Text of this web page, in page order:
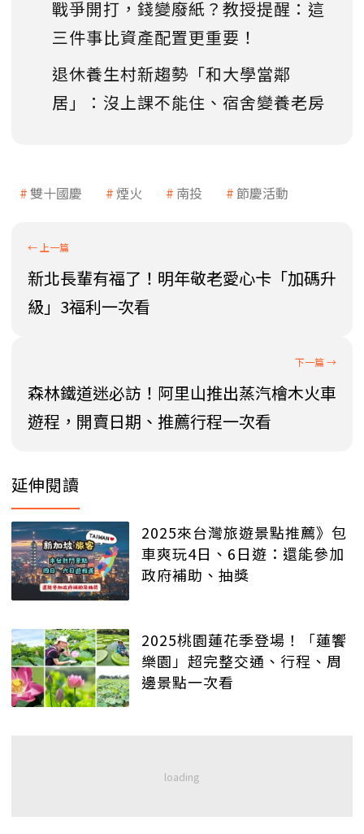
戰爭開打，錢變廢紙？教授提醒：這
三件事比資產配置更重要！
退休養生村新趨勢「和大學當鄰
居」：沒上課不能住、宿舍變養老房
雙十國慶 煙火 南投 節慶活動
新北長輩有福了！明年敬老愛心卡「加碼升
級」3福利一次看
森林鐵道迷必訪！阿里山推出蒸汽檜木火車
遊程，開賣日期、推薦行程一次看
延伸閱讀
2025來台灣旅遊景點推薦》包
車爽玩4日、6日遊：還能參加
政府補助、抽獎
2025桃園蓮花季登場！「蓮饗
樂園」超完整交通、行程、周
邊景點一次看